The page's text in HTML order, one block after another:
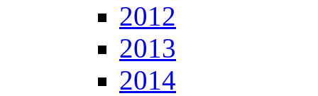
2012
2013
2014